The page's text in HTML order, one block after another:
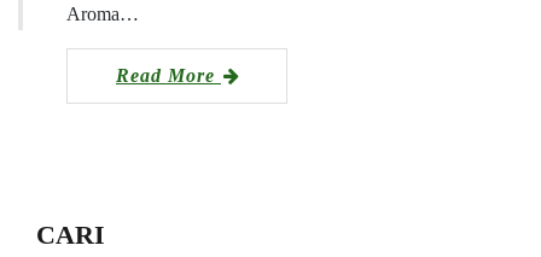
Aroma…
Read More
CARI